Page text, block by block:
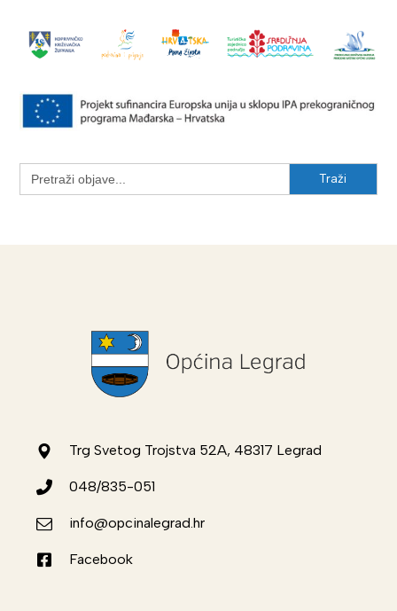
Search
for:
Trg Svetog Trojstva 52A, 48317 Legrad
048/835-051
info@opcinalegrad.hr
Facebook